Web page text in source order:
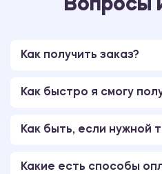
Вопросы
Как получить заказ?
Как быстро я смогу
Как быть, если нужной
Какие есть способы